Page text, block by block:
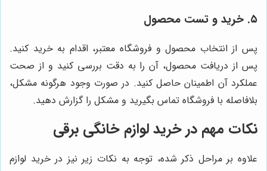
۵. خرید و تست محصول
پس از انتخاب محصول و فروشگاه معتبر، اقدام به خرید کنید.
پس از دریافت محصول، آن را به دقت بررسی کنید و از صحت
عملکرد آن اطمینان حاصل کنید. در صورت وجود هرگونه مشکل،
بلافاصله با فروشگاه تماس بگیرید و مشکل را گزارش دهید.
نکات مهم در خرید لوازم خانگی برقی
علاوه بر مراحل ذکر شده، توجه به نکات زیر نیز در خرید لوازم